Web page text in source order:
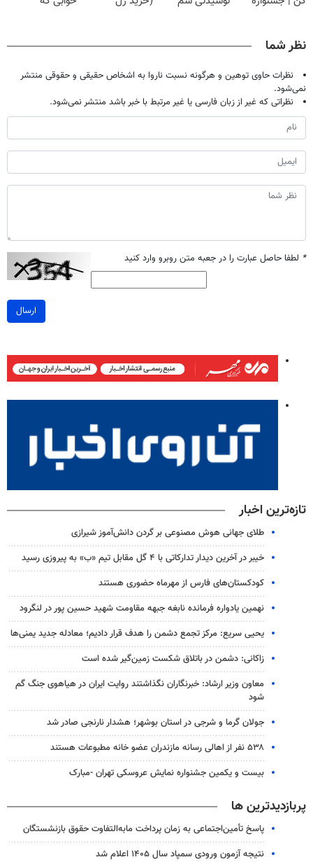
بخری
با40%تخفیف)
نظر شما
نظرات حاوی توهین و هرگونه نسبت ناروا به اشخاص حقیقی و حقوقی منتشر
نمی‌شود.
نظراتی که غیر از زبان فارسی یا غیر مرتبط با خبر باشد منتشر نمی‌شود.
* لطفا حاصل عبارت را در جعبه متن روبرو وارد کنید
ارسال
تازه‌ترین اخبار
طلای جهانی هوش مصنوعی بر گردن دانش‌آموز شیرازی
خیبر در آخرین دیدار تدارکاتی با ۴ گل مقابل تیم «ب» به پیروزی رسید
کودکستان‌های فارس از مهرماه حضوری هستند
نهمین یادواره فرمانده نابغه جبهه مقاومت شهید حسین پور در لنگرود
یحیی سریع: مرکز تجمع دشمن را هدف قرار دادیم؛ معادله جدید یمنی‌ها
زاکانی: دشمن در باتلاق شکست زمین‌گیر شده است
معاون وزیر ارشاد: خبرنگاران نگذاشتند روایت ایران در هیاهوی جنگ گم
شود
جولان گرما و شرجی در استان بوشهر؛ هشدار نارنجی صادر شد
۵۳۸ نفر از اهالی رسانه مازندران عضو خانه مطبوعات هستند
بیست و یکمین جشنواره نمایش عروسکی تهران -مبارک
پربازدیدترین ها
پاسخ تأمین‌اجتماعی به زمان پرداخت مابه‌التفاوت حقوق بازنشستگان
نتیجه آزمون ورودی سمپاد سال ۱۴۰۵ اعلام شد